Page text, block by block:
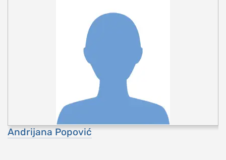
Andrijana Popović